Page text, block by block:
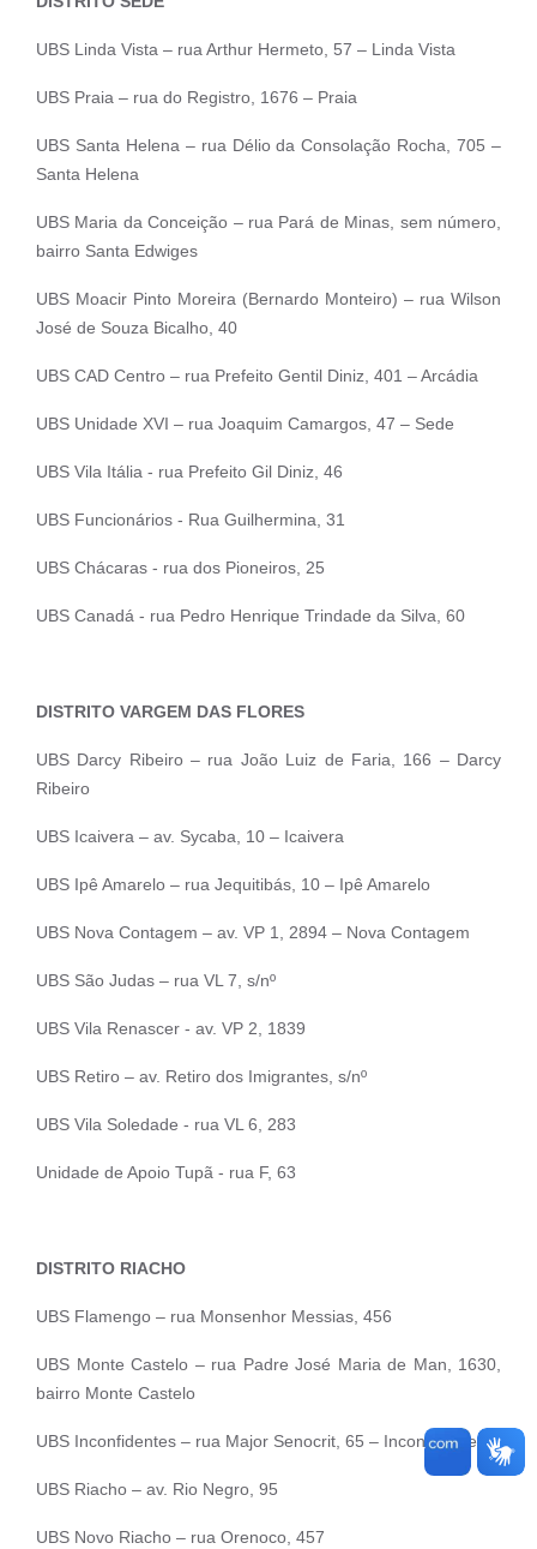
UBS Linda Vista – rua Arthur Hermeto, 57 – Linda Vista
UBS Praia – rua do Registro, 1676 – Praia
UBS Santa Helena – rua Délio da Consolação Rocha, 705 –
Santa Helena
UBS Maria da Conceição – rua Pará de Minas, sem número,
bairro Santa Edwiges
UBS Moacir Pinto Moreira (Bernardo Monteiro) – rua Wilson
José de Souza Bicalho, 40
UBS CAD Centro – rua Prefeito Gentil Diniz, 401 – Arcádia
UBS Unidade XVI – rua Joaquim Camargos, 47 – Sede
UBS Vila Itália - rua Prefeito Gil Diniz, 46
UBS Funcionários - Rua Guilhermina, 31
UBS Chácaras - rua dos Pioneiros, 25
UBS Canadá - rua Pedro Henrique Trindade da Silva, 60
DISTRITO VARGEM DAS FLORES
UBS Darcy Ribeiro – rua João Luiz de Faria, 166 – Darcy
Ribeiro
UBS Icaivera – av. Sycaba, 10 – Icaivera
UBS Ipê Amarelo – rua Jequitibás, 10 – Ipê Amarelo
UBS Nova Contagem – av. VP 1, 2894 – Nova Contagem
UBS São Judas – rua VL 7, s/nº
UBS Vila Renascer - av. VP 2, 1839
UBS Retiro – av. Retiro dos Imigrantes, s/nº
UBS Vila Soledade - rua VL 6, 283
Unidade de Apoio Tupã - rua F, 63
DISTRITO RIACHO
UBS Flamengo – rua Monsenhor Messias, 456
UBS Monte Castelo – rua Padre José Maria de Man, 1630,
bairro Monte Castelo
UBS Inconfidentes – rua Major Senocrit, 65 – Inconfidentes
UBS Riacho – av. Rio Negro, 95
UBS Novo Riacho – rua Orenoco, 457